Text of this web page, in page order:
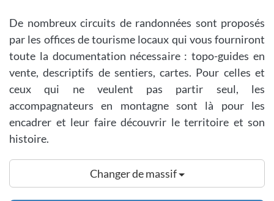
De nombreux circuits de randonnées sont proposés
par les offices de tourisme locaux qui vous fourniront
toute la documentation nécessaire : topo-guides en
vente, descriptifs de sentiers, cartes. Pour celles et
ceux qui ne veulent pas partir seul, les
accompagnateurs en montagne sont là pour les
encadrer et leur faire découvrir le territoire et son
histoire.
Changer de massif